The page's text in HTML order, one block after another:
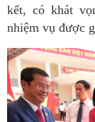
kết, có khát
nhiệm vụ được